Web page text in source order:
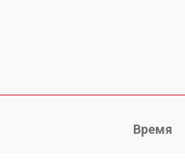
Время